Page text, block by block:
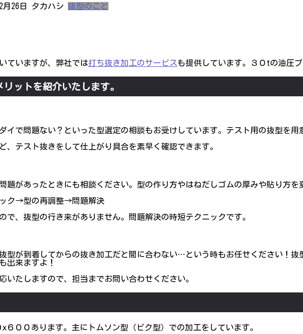
月26日 タカハシ 抜型のこと
ていますが、弊社では打ち抜き加工のサービスも提供しています。３０tの油圧
ットを紹介いたします。
イで問題ない？といった型選定の相談もお受けしています。テスト用の抜型を
、テスト抜きをして仕上がり具合を素早く確認できます。
があったときにも相談ください。型の作り方やはねだしゴムの厚みや貼り方を
ク→型の再調整→問題解決
で、抜型の行き来がありません。問題解決の時短テクニックです。
型が到着してからの抜き加工だと間に合わない…という時もお任せください！
出来ますよ！
いたしますので、担当までお問い合わせください。
６００あります。主にトムソン型（ビク型）での加工をしています。